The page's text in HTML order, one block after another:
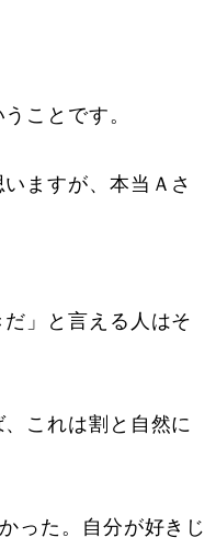
ことです。
ますが、本当Ａさ
」と言える人はそ
これは割と自然に
った。自分が好きじ